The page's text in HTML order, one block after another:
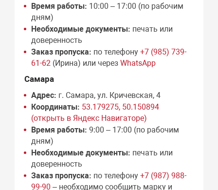
Время работы: 10:00 – 17:00 (по рабочим
дням)
Необходимые документы: печать или
доверенность
Заказ пропуска: по телефону+7 (985) 739-
61-62 (Ирина) или черезWhatsApp
Самара
Адрес: г. Самара, ул. Кричевская, 4
Координаты: 53.179275, 50.150894
(открыть в Яндекс Навигаторе)
Время работы: 9:00 – 17:00 (по рабочим
дням)
Необходимые документы: печать или
доверенность
Заказ пропуска: по телефону+7 (987) 988-
99-90 – необходимо сообщить марку и